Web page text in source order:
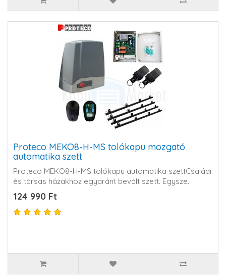
Proteco MEKO8-H-MS tolókapu mozgató
automatika szett
Proteco MEKO8-H-MS tolókapu automatika szettCsaládi
és társas házakhoz egyaránt bevált szett. Egysze..
124 990 Ft